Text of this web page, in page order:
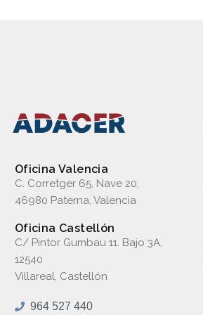
Oficina Valencia
C. Corretger 65, Nave 20,
46980 Paterna, Valencia
Oficina Castellón
C/ Pintor Gumbau 11. Bajo 3A,
12540
Villareal, Castellón
964 527 440